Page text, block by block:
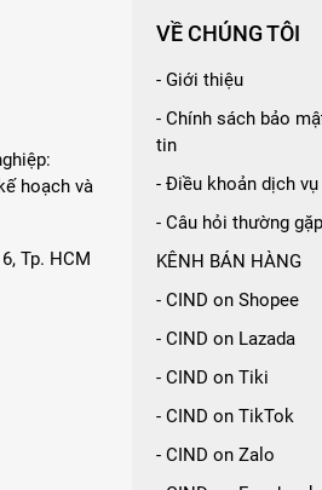
hoạch và
Tp. HCM
VỀ CHÚNG TÔI
- Giới thiệu
- Chính sách bảo
tin
- Điều khoản dịch vụ
- Câu hỏi thường gặp
KÊNH BÁN HÀNG
- CIND on Shopee
- CIND on Lazada
- CIND on Tiki
- CIND on TikTok
- CIND on Zalo